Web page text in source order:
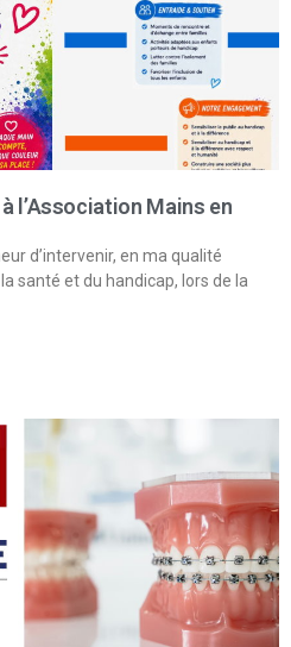
l’Association Mains en
d’intervenir, en ma qualité
santé et du handicap, lors de la